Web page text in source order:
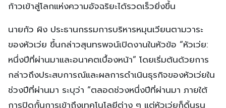
ก้าวเข้าสู่โลกแห่งความอัจฉริยะได้รวดเร็วยิ่งขึ้น
นายกัว ผิง ประธานกรรมการบริหารหมุนเวียนตามวาระ
ของหัวเว่ย ขึ้นกล่าวสุนทรพจน์เปิดงานในหัวข้อ “หัวเว่ย:
หนึ่งปีที่ผ่านมาและอนาคตเบื้องหน้า” โดยเริ่มต้นด้วยการ
กล่าวถึงประสบการณ์และผลการดำเนินธุรกิจของหัวเว่ยใน
ช่วงปีที่ผ่านมา ระบุว่า “ตลอดช่วงหนึ่งปีที่ผ่านมา ภายใต้
การปิดกั้นการเข้าถึงเทคโนโลยีต่าง ๆ แต่หัวเว่ยก็ดิ้นรน